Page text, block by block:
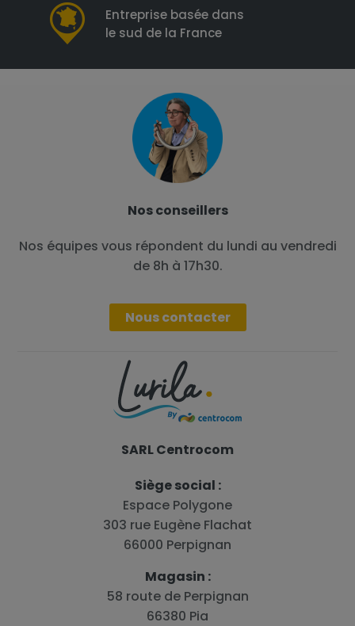
Entreprise basée dans
le sud de la France
Nos conseillers
Nos équipes vous répondent du lundi au vendredi
de 8h à 17h30.
Nous contacter
SARL Centrocom
Siège social :
Espace Polygone
303 rue Eugène Flachat
66000 Perpignan
Magasin :
58 route de Perpignan
66380 Pia